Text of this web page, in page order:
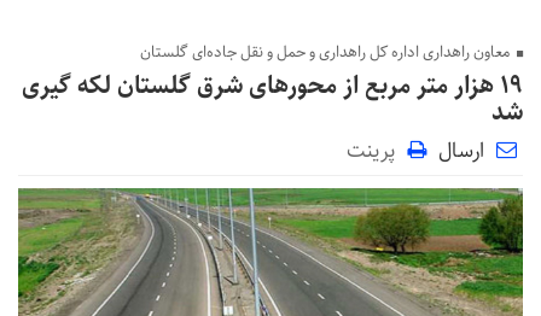
معاون راهداری اداره کل راهداری و حمل و نقل جاده‌ای گلستان
۱۹ هزار متر مربع از محور‌های شرق گلستان لکه گیری
شد
ارسال پرینت